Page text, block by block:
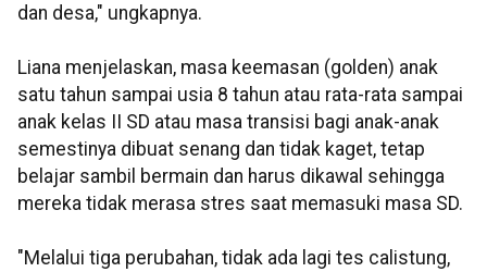
dan desa," ungkapnya.
Liana menjelaskan, masa keemasan (golden) anak
satu tahun sampai usia 8 tahun atau rata-rata sampai
anak kelas II SD atau masa transisi bagi anak-anak
semestinya dibuat senang dan tidak kaget, tetap
belajar sambil bermain dan harus dikawal sehingga
mereka tidak merasa stres saat memasuki masa SD.
"Melalui tiga perubahan, tidak ada lagi tes calistung,